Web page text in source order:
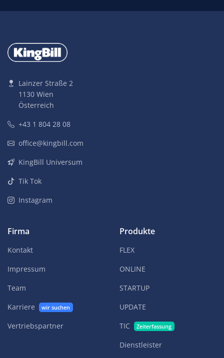
Lainzer Straße 2
1130 Wien
Österreich
+43 1 804 28 08
office@kingbill.com
KingBill Universum
Tik Tok
Instagram
Firma
Kontakt
Impressum
Team
Karriere
wir suchen
Vertriebspartner
Produkte
FLEX
ONLINE
STARTUP
UPDATE
TIC
Zeiterfassung
Dienstleister